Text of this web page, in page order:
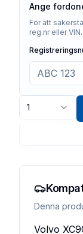
Ange
För att
reg.nr eller VIN.
1
Denna
Volvo